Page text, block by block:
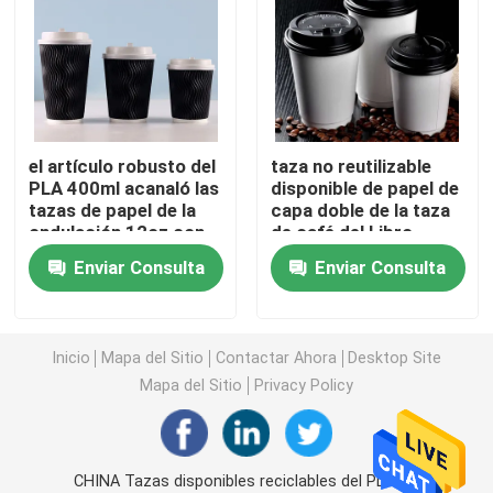
Vajilla de la maicena
tazas de papel disponibles
Combustible frotante de la mecha
Combustible frotante del gel
El PVC se aferra abrigo
Cubiertos abonablees de CPLA
el artículo robusto del
PLA 400ml acanaló las
tazas de papel de la
ondulación 12oz con
las tapas
Enviar Consulta
taza no reutilizable
disponible de papel de
capa doble de la taza
de café del Libro
Blanco de 16oz 500cc
Enviar Consulta
Inicio Mapa del Sitio Contactar Ahora
Desktop Site
Mapa del Sitio
Privacy Policy
CHINA Tazas disponibles reciclables del PLA del